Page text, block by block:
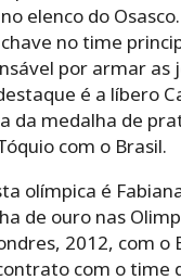
elenco do
no time
por armar as
é a líbero
da medalha de
com o Brasil.
olímpica é
de ouro nas
2012, com o
com o time